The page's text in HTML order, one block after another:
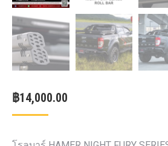
฿14,000.00